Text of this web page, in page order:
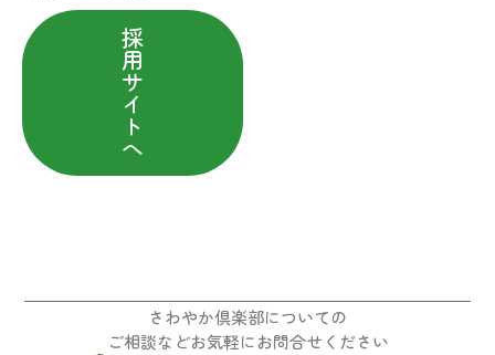
採
用
サ
イ
ト
へ
さわやか倶楽部についての
ご相談などお気軽にお問合せください